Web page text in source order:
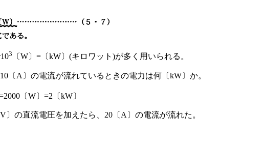
3 〔W〕=〔kW〕(キロワット)が多く用いられる。
〔A〕の電流が流れているときの電力は何〔kW〕か。
〔W〕=2〔kW〕
〕の直流電圧を加えたら、20〔A〕の電流が流れた。